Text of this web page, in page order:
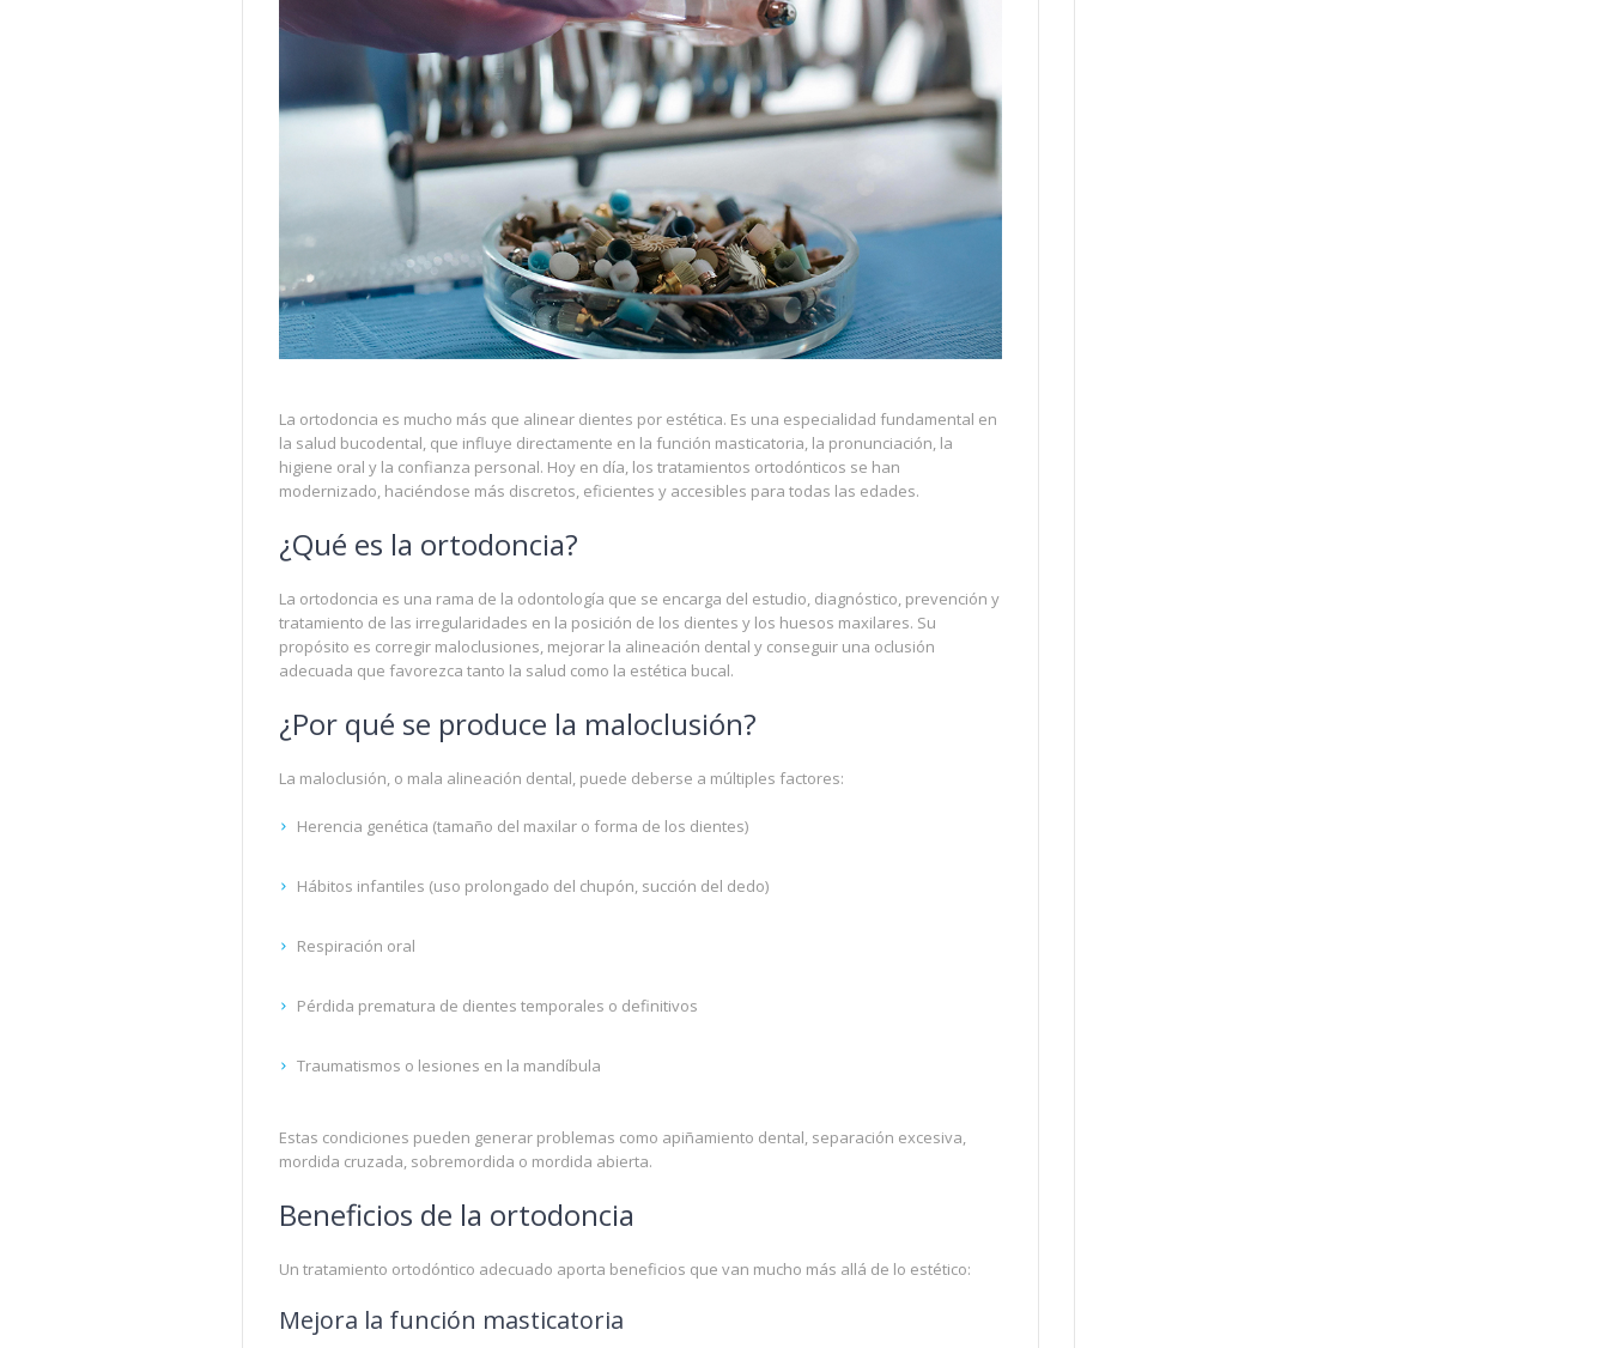
La ortodoncia es mucho más que alinear dientes por estética. Es una especialidad fundamental en
la salud bucodental, que influye directamente en la función masticatoria, la pronunciación, la
higiene oral y la confianza personal. Hoy en día, los tratamientos ortodónticos se han
modernizado, haciéndose más discretos, eficientes y accesibles para todas las edades.
¿Qué es la ortodoncia?
La ortodoncia es una rama de la odontología que se encarga del estudio, diagnóstico, prevención y
tratamiento de las irregularidades en la posición de los dientes y los huesos maxilares. Su
propósito es corregir maloclusiones, mejorar la alineación dental y conseguir una oclusión
adecuada que favorezca tanto la salud como la estética bucal.
¿Por qué se produce la maloclusión?
La maloclusión, o mala alineación dental, puede deberse a múltiples factores:
Herencia genética (tamaño del maxilar o forma de los dientes)
Hábitos infantiles (uso prolongado del chupón, succión del dedo)
Respiración oral
Pérdida prematura de dientes temporales o definitivos
Traumatismos o lesiones en la mandíbula
Estas condiciones pueden generar problemas como apiñamiento dental, separación excesiva,
mordida cruzada, sobremordida o mordida abierta.
Beneficios de la ortodoncia
Un tratamiento ortodóntico adecuado aporta beneficios que van mucho más allá de lo estético:
Mejora la función masticatoria